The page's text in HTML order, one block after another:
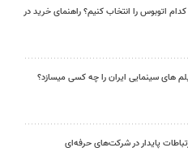
اتوبوس را انتخاب کنیم؟ راهنمای خرید در
های سینمایی ایران را چه کسی میسازد؟
پایدار در شرکت‌های حرفه‌ای